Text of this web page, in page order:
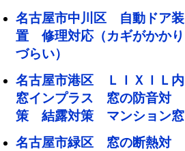
名古屋市中川区 自動ドア装
置 修理対応（カギがかかり
づらい）
名古屋市港区 ＬＩＸＩＬ内
窓インプラス 窓の防音対
策 結露対策 マンション窓
名古屋市緑区 窓の断熱対